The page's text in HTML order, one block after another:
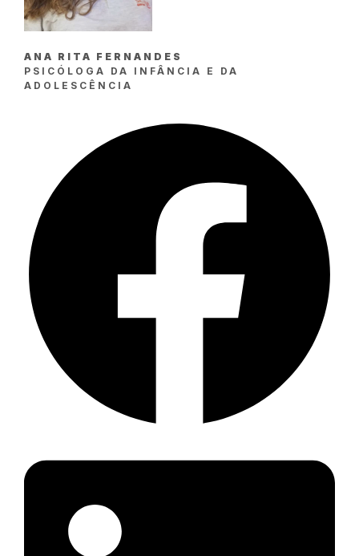
ANA RITA FERNANDES
PSICÓLOGA DA INFÂNCIA E DA
ADOLESCÊNCIA